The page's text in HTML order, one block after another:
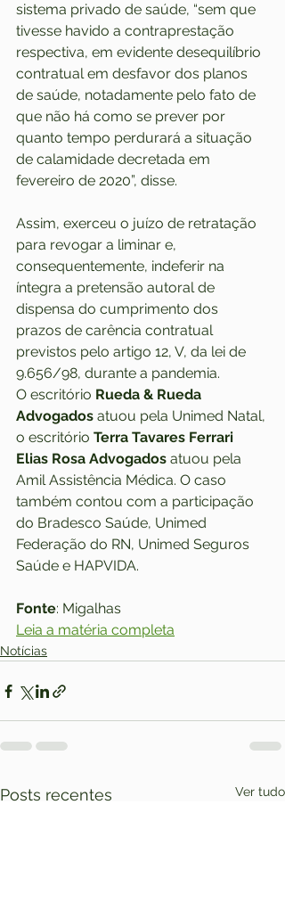
sistema privado de saúde, “sem que
tivesse havido a contraprestação
respectiva, em evidente desequilíbrio
contratual em desfavor dos planos
de saúde, notadamente pelo fato de
que não há como se prever por
quanto tempo perdurará a situação
de calamidade decretada em
fevereiro de 2020”, disse.
Assim, exerceu o juízo de retratação
para revogar a liminar e,
consequentemente, indeferir na
íntegra a pretensão autoral de
dispensa do cumprimento dos
prazos de carência contratual
previstos pelo artigo 12, V, da lei de
9.656/98, durante a pandemia.
O escritório Rueda & Rueda
Advogados atuou pela Unimed Natal,
o escritório Terra Tavares Ferrari
Elias Rosa Advogados atuou pela
Amil Assistência Médica. O caso
também contou com a participação
do Bradesco Saúde, Unimed
Federação do RN, Unimed Seguros
Saúde e HAPVIDA.
Fonte: Migalhas
Leia a matéria completa
Notícias
Posts recentes Ver tudo